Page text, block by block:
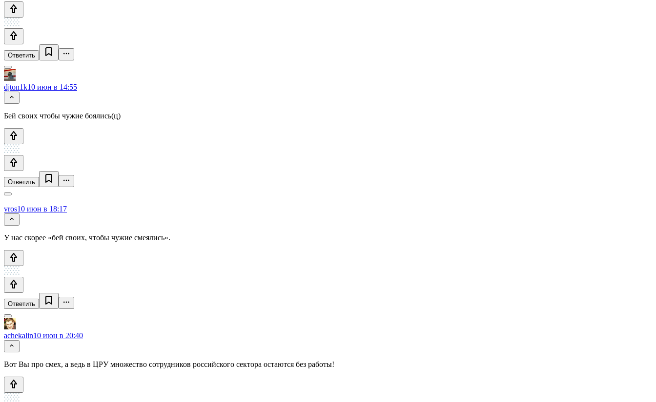
Ответить
djton1k10 июн в 14:55
Бей своих чтобы чужие боялись(ц)
Ответить
vros10 июн в 18:17
У нас скорее «бей своих, чтобы чужие смеялись».
Ответить
achekalin10 июн в 20:40
Вот Вы про смех, а ведь в ЦРУ множество сотрудников российского сектора остаются без работы!